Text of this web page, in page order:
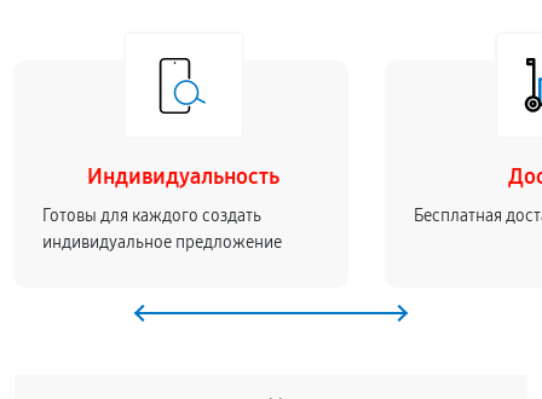
Индивидуальность
Готовы для каждого создать
индивидуальное предложение
Бесплатная